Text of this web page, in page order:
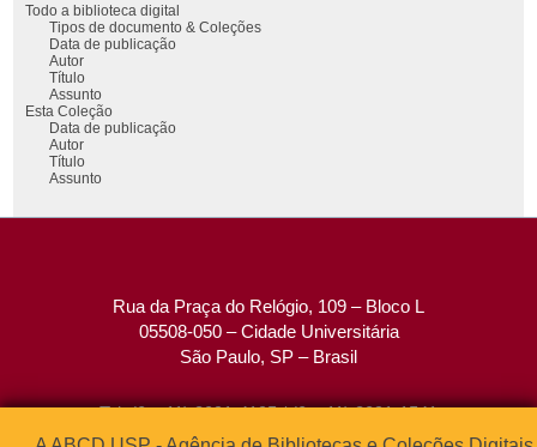
Todo a biblioteca digital
Tipos de documento & Coleções
Data de publicação
Autor
Título
Assunto
Esta Coleção
Data de publicação
Autor
Título
Assunto
Rua da Praça do Relógio, 109 – Bloco L
05508-050 – Cidade Universitária
São Paulo, SP – Brasil
Tel: (0xx11) 3091-4195 / (0xx11) 3091-1541
Fax: (0xx11) 3091-1567